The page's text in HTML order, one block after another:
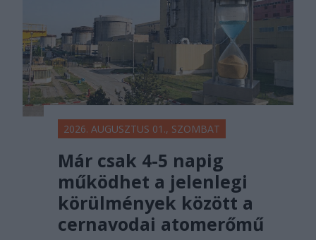
2026. AUGUSZTUS 01., SZOMBAT
Már csak 4-5 napig
működhet a jelenlegi
körülmények között a
cernavodai atomerőmű